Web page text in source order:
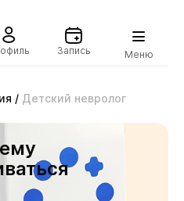
Запись Меню
/ Детский невролог